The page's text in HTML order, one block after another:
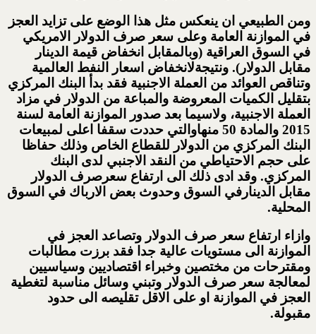
ومن الطبيعي ان ينعكس مثل هذا الوضع على تزايد العجز
في الموازنة العامة وعلى سعر صرف الدولار الامريكي
في السوق العراقية (وبالمقابل انخفاض قيمة الدينار
مقابل الدولار). ونتيجةلانخفاض اسعار النفط العالمية
وتناقص العوائد من العملة الاجنبية فقد بدأ البنك المركزي
بتقليل الكميات المعروضة والمباعة من الدولار في مزاد
العملة الاجنبية، ولاسيما بعد صدور الموازنة العامة لسنة
2015 والمادة 50 منهاوالتي حددت سقفا اعلى لمبيعات
البنك المركزي من الدولار للقطاع الخاص وذلك حفاظا
على حجم الاحتياطي من النقد الاجنبي لدى البنك
المركزي. وقد ادى ذلك الى ارتفاع سعرصرف الدولار
مقابل الدينارفي السوق وحدوث بعض الارباك في السوق
المحلية.
وازاء ارتفاع سعر صرف الدولار وتصاعد العجز في
الموازنة الى مستويات عالية جدا فقد برزت مطالبات
ومقترحات من مختصين وخبراء اقتصاديين وسياسيين
لمعالجة سعر صرف الدولار وتبني وسائل مناسبة لتغطية
العجز في الموازنة او على الاقل تقليصه الى حدود
مقبولة.